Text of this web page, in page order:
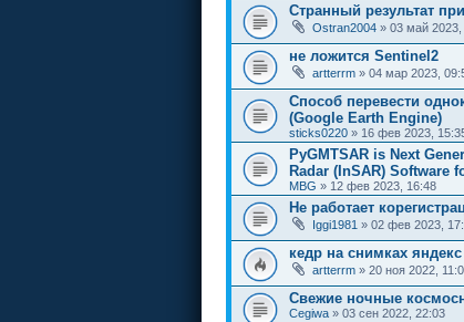
Странный результат
Ostran2004 » 03 май 2023,
не ложится Sentinel2
artterrm » 04 мар 2023,
Способ перевести
(Google Earth Engine)
sticks0220 » 16 фев 2023,
PyGMTSAR is Next
Radar (InSAR) Software
MBG » 12 фев 2023, 16:48
Не работает
Iggi1981 » 02 фев 2023,
кедр на снимках яндекс
artterrm » 20 ноя 2022,
Свежие ночные
Cegiwa » 03 сен 2022, 22:03